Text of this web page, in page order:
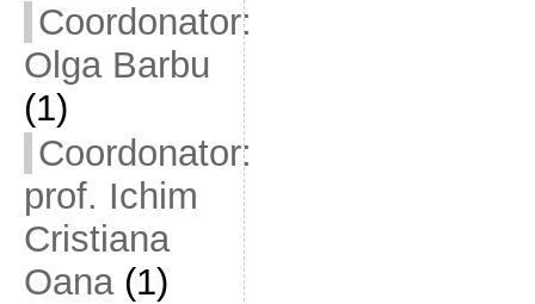
Coordonator:
Olga Barbu
(1)
Coordonator:
prof. Ichim
Cristiana
Oana(1)